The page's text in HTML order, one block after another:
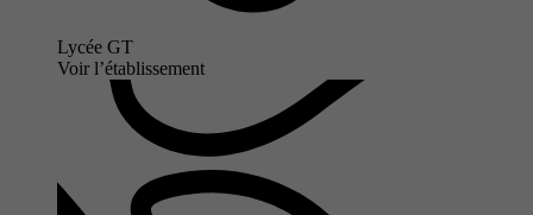
Lycée GT
Voir l’établissement